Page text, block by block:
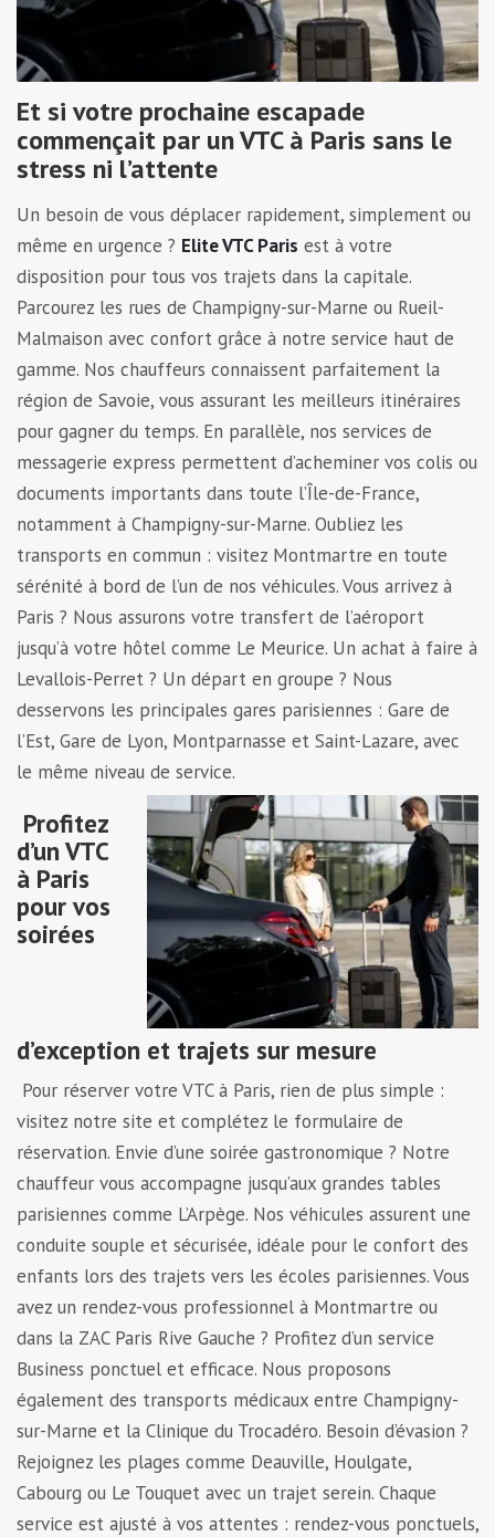
Et si votre prochaine escapade
commençait par un VTC à Paris sans le
stress ni l’attente
Un besoin de vous déplacer rapidement, simplement ou
même en urgence ? Elite VTC Paris est à votre
disposition pour tous vos trajets dans la capitale.
Parcourez les rues de Champigny-sur-Marne ou Rueil-
Malmaison avec confort grâce à notre service haut de
gamme. Nos chauffeurs connaissent parfaitement la
région de Savoie, vous assurant les meilleurs itinéraires
pour gagner du temps. En parallèle, nos services de
messagerie express permettent d’acheminer vos colis ou
documents importants dans toute l’Île-de-France,
notamment à Champigny-sur-Marne. Oubliez les
transports en commun : visitez Montmartre en toute
sérénité à bord de l’un de nos véhicules. Vous arrivez à
Paris ? Nous assurons votre transfert de l’aéroport
jusqu’à votre hôtel comme Le Meurice. Un achat à faire à
Levallois-Perret ? Un départ en groupe ? Nous
desservons les principales gares parisiennes : Gare de
l’Est, Gare de Lyon, Montparnasse et Saint-Lazare, avec
le même niveau de service.
Profitez
d’un VTC
à Paris
pour vos
soirées
d’exception et trajets sur mesure
Pour réserver votre VTC à Paris, rien de plus simple :
visitez notre site et complétez le formulaire de
réservation. Envie d’une soirée gastronomique ? Notre
chauffeur vous accompagne jusqu’aux grandes tables
parisiennes comme L’Arpège. Nos véhicules assurent une
conduite souple et sécurisée, idéale pour le confort des
enfants lors des trajets vers les écoles parisiennes. Vous
avez un rendez-vous professionnel à Montmartre ou
dans la ZAC Paris Rive Gauche ? Profitez d’un service
Business ponctuel et efficace. Nous proposons
également des transports médicaux entre Champigny-
sur-Marne et la Clinique du Trocadéro. Besoin d’évasion ?
Rejoignez les plages comme Deauville, Houlgate,
Cabourg ou Le Touquet avec un trajet serein. Chaque
service est ajusté à vos attentes : rendez-vous ponctuels,